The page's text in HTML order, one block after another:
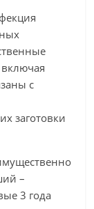
с
заготовки
–
3 года